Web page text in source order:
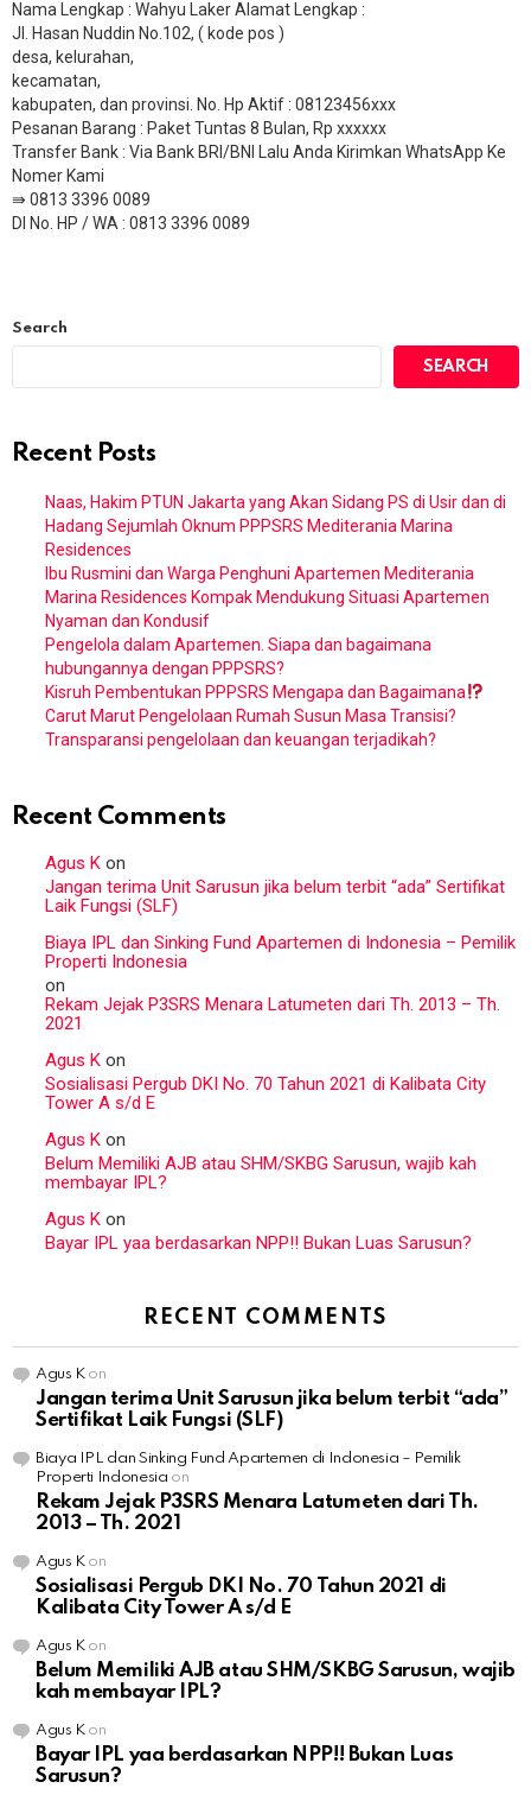
Nama Lengkap : Wahyu Laker Alamat Lengkap :
Jl. Hasan Nuddin No.102, ( kode pos )
desa, kelurahan,
kecamatan,
kabupaten, dan provinsi. No. Hp Aktif : 08123456xxx
Pesanan Barang : Paket Tuntas 8 Bulan, Rp xxxxxx
​Transfer Bank : Via Bank BRI/BNI Lalu Anda Kirimkan WhatsApp Ke
Nomer Kami
⇛ 0813 3396 0089
DI No. HP / WA : 0813 3396 0089
Search
SEARCH
Recent Posts
Naas, Hakim PTUN Jakarta yang Akan Sidang PS di Usir dan di
Hadang Sejumlah Oknum PPPSRS Mediterania Marina
Residences
Ibu Rusmini dan Warga Penghuni Apartemen Mediterania
Marina Residences Kompak Mendukung Situasi Apartemen
Nyaman dan Kondusif
Pengelola dalam Apartemen. Siapa dan bagaimana
hubungannya dengan PPPSRS?
Kisruh Pembentukan PPPSRS Mengapa dan Bagaimana
Carut Marut Pengelolaan Rumah Susun Masa Transisi?
Transparansi pengelolaan dan keuangan terjadikah?
Recent Comments
Agus K on
Jangan terima Unit Sarusun jika belum terbit “ada” Sertifikat
Laik Fungsi (SLF)
Biaya IPL dan Sinking Fund Apartemen di Indonesia – Pemilik
Properti Indonesia
on
Rekam Jejak P3SRS Menara Latumeten dari Th. 2013 – Th.
2021
Agus K on
Sosialisasi Pergub DKI No. 70 Tahun 2021 di Kalibata City
Tower A s/d E
Agus K on
Belum Memiliki AJB atau SHM/SKBG Sarusun, wajib kah
membayar IPL?
Agus K on
Bayar IPL yaa berdasarkan NPP!! Bukan Luas Sarusun?
RECENT COMMENTS
Agus Kon
Jangan terima Unit Sarusun jika belum terbit “ada”
Sertifikat Laik Fungsi (SLF)
Biaya IPL dan Sinking Fund Apartemen di Indonesia – Pemilik
Properti Indonesia on
Rekam Jejak P3SRS Menara Latumeten dari Th.
2013 – Th. 2021
Agus Kon
Sosialisasi Pergub DKI No. 70 Tahun 2021 di
Kalibata City Tower A s/d E
Agus Kon
Belum Memiliki AJB atau SHM/SKBG Sarusun, wajib
kah membayar IPL?
Agus Kon
Bayar IPL yaa berdasarkan NPP!! Bukan Luas
Sarusun?